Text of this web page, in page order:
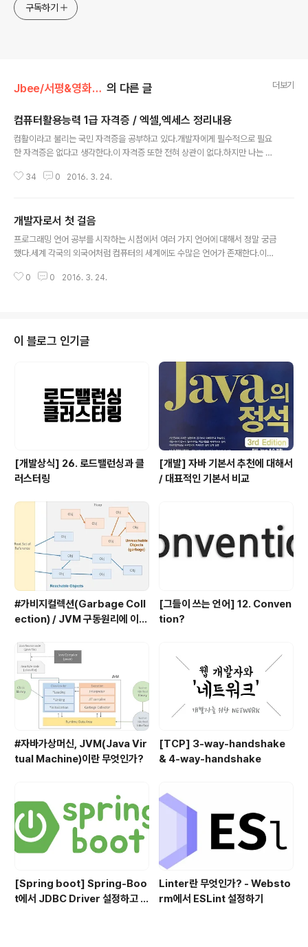
구독하기
Jbee/서평&영화&자격증 의 다른 글 더보기
컴퓨터활용능력 1급 자격증 / 엑셀,엑세스 정리내용
컴활이라고 불리는 국민 자격증을 공부하고 있다.개발자에게 필수적으로 필요
한 자격증은 없다고 생각한다.이 자격증 또한 전혀 상관이 없다.하지만 나는 개
에 뭐라도 기회가 한 번이라도 더 올 것 같아학점은행제로 학사학위를 취득하고
서 4년제 대학교와 독학사나 학점은행제로 취득한 학사학위는 인정을 받지 못
하는 것 같다. 아무튼 컴활시험이 초등학교 때 취득했던 워드프로세서 1급과 같
은 시험이라고 생각한 것이 내 실수였다.생각보다 많이 어려웠고방심해서 시험
34 0 2016. 3. 24.
개발자로서 첫 걸음
프로그래밍 언어 공부를 시작하는 시점에서 여러 가지 언어에 대해서 정말 궁금
했다.세계 각국의 외국어처럼 컴퓨터의 세계에도 수많은 언어가 존재한다.이제
감조차 잡을 수 없을 정도로 그 상관관계가 정말 복잡했다.단순히 많이 쓰이는
혔고 언어간의 관계들을 미약하게나마 파악할 수 있었다.그 언어들에 대한 이야
기를 해보려고 한다. -> 물론 내가 직접 그 언어를 사용해보고 글을 쓰는게 아니
0 0 2016. 3. 24.
이 블로그 인기글
[개발상식] 26. 로드밸런싱과 클
러스터링
[개발] 자바 기본서 추천에 대해서
/ 대표적인 기본서 비교
#가비지컬렉션(Garbage Coll
ection) / JVM 구동원리에 이어
[그들이 쓰는 언어] 12. Conven
tion?
#자바가상머신, JVM(Java Vir
tual Machine)이란 무엇인가?
[TCP] 3-way-handshake
& 4-way-handshake
[Spring boot] Spring-Boo
t에서 JDBC Driver 설정하고 사
Linter란 무엇인가? - Websto
rm에서 ESLint 설정하기